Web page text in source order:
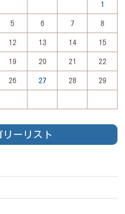
1
5 6 7 8
12 13 14 15
19 20 21 22
26 27 28 29
リーリスト